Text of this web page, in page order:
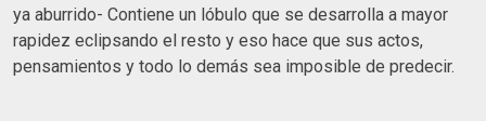
ya aburrido- Contiene un lóbulo que se desarrolla a mayor
rapidez eclipsando el resto y eso hace que sus actos,
pensamientos y todo lo demás sea imposible de predecir.